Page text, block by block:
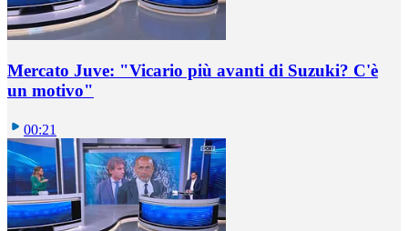
Mercato Juve: "Vicario più avanti di Suzuki? C'è
un motivo"
00:21